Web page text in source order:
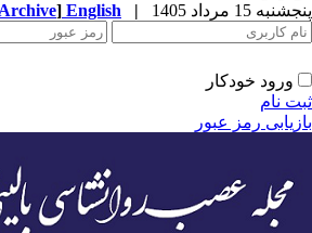
15 مرداد 1405 |
English
[Archive]
ورود خودکار
نام
رمز عبور